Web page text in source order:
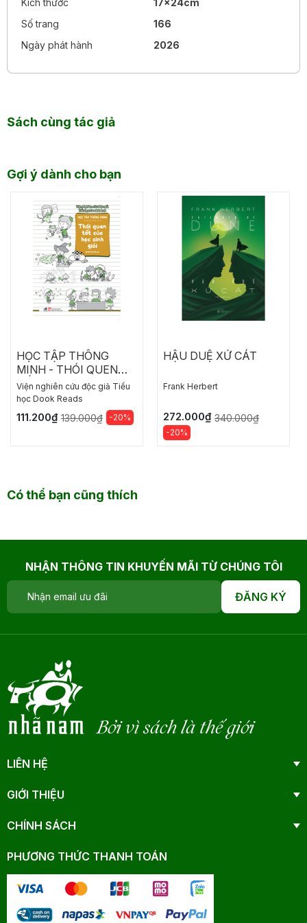
Số trang
166
Ngày phát hành
2026
Sách cùng tác giả
Gợi ý dành cho bạn
HỌC TẬP THÔNG
MINH - THÓI QUEN
TỐT CỦA HỌC SINH
GIỎI
Viện nghiên cứu độc giả Tiểu
học Dook Reads
111.200₫ 139.000₫ -20%
HẬU DUỆ XỨ CÁT
Frank Herbert
272.000₫ 340.000₫
-20%
Có thể bạn cũng thích
NHẬN THÔNG TIN KHUYẾN MÃI TỪ CHÚNG TÔI
ĐĂNG KÝ
Bởi vì sách là thế giới
LIÊN HỆ
GIỚI THIỆU
CHÍNH SÁCH
PHƯƠNG THỨC THANH TOÁN